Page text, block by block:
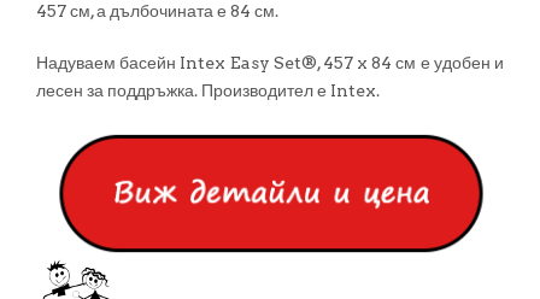
457 см, а дълбочината е 84 см.
Надуваем басейн Intex Easy Set®, 457 x 84 см е удобен и
лесен за поддръжка. Производител е Intex.